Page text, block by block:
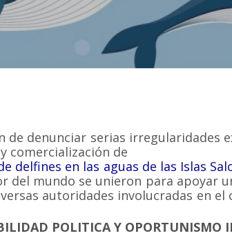
de denunciar serias irregularidades
comercialización de
delfines en las aguas de las Islas
del mundo se unieron para apoyar
autoridades involucradas en el
POLITICA Y OPORTUNISMO